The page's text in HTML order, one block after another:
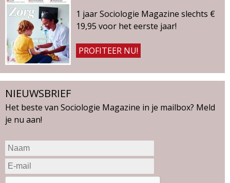
1 jaar Sociologie Magazine slechts €
19,95 voor het eerste jaar!
PROFITEER NU!
NIEUWSBRIEF
Het beste van Sociologie Magazine in je mailbox? Meld
je nu aan!